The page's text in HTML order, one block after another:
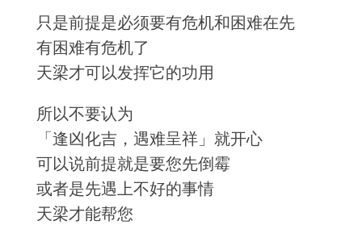
只是前提是必须要有危机和困难在先
有困难有危机了
天梁才可以发挥它的功用
所以不要认为
「逢凶化吉，遇难呈祥」就开心
可以说前提就是要您先倒霉
或者是先遇上不好的事情
天梁才能帮您